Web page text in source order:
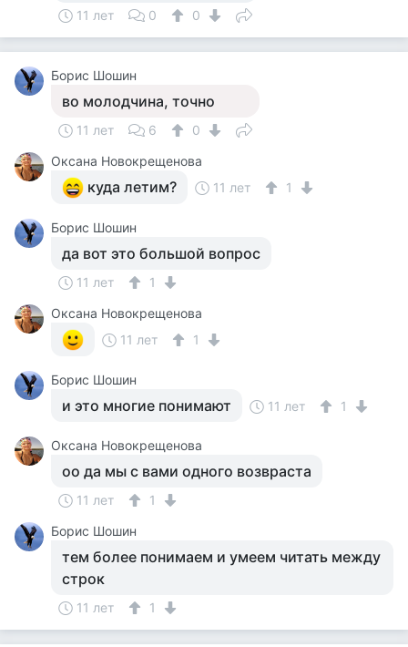
11 лет 0 0
Борис Шошин
во молодчина, точно
11 лет 6
0
Оксана Новокрещенова
куда летим? 11 лет 1
Борис Шошин
да вот это большой вопрос
11 лет
1
Оксана Новокрещенова
11 лет
1
Борис Шошин
и это многие понимают 11 лет 1
Оксана Новокрещенова
оо да мы с вами одного возвраста
11 лет
1
Борис Шошин
тем более понимаем и умеем читать между
строк
11 лет 1